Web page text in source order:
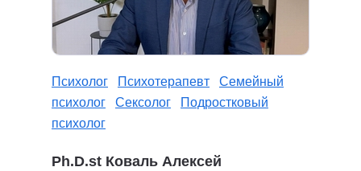
Психолог Психотерапевт
Семейный
психолог
Сексолог
Подростковый
психолог
Ph.D.st Коваль Алексей